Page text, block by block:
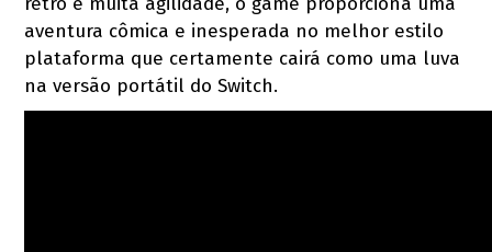
aventura cômica e inesperada no melhor estilo
plataforma que certamente cairá como uma luva
na versão portátil do Switch.